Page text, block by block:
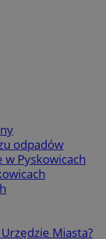
odpadów
w Pyskowicach
Miasta?